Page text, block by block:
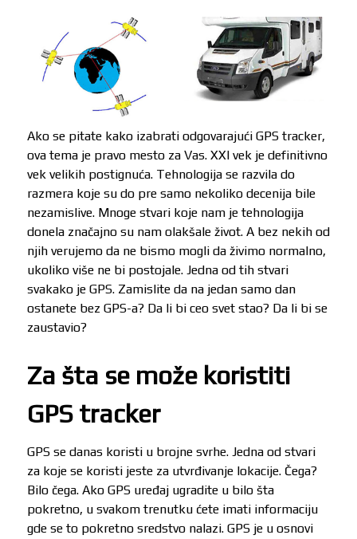
Ako se pitate kako izabrati odgovarajući GPS tracker,
ova tema je pravo mesto za Vas. XXI vek je definitivno
vek velikih postignuća. Tehnologija se razvila do
razmera koje su do pre samo nekoliko decenija bile
nezamislive. Mnoge stvari koje nam je tehnologija
donela značajno su nam olakšale život. A bez nekih od
njih verujemo da ne bismo mogli da živimo normalno,
ukoliko više ne bi postojale. Jedna od tih stvari
svakako je GPS. Zamislite da na jedan samo dan
ostanete bez GPS-a? Da li bi ceo svet stao? Da li bi se
zaustavio?
Za šta se može koristiti
GPS tracker
GPS se danas koristi u brojne svrhe. Jedna od stvari
za koje se koristi jeste za utvrđivanje lokacije. Čega?
Bilo čega. Ako GPS uređaj ugradite u bilo šta
pokretno, u svakom trenutku ćete imati informaciju
gde se to pokretno sredstvo nalazi. GPS je u osnovi